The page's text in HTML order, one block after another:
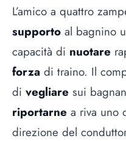
L’amico a quattro
supporto al bagnino
capacità di nuotare
forza di traino. Il
di vegliare sui
riportarne a riva uno
direzione del